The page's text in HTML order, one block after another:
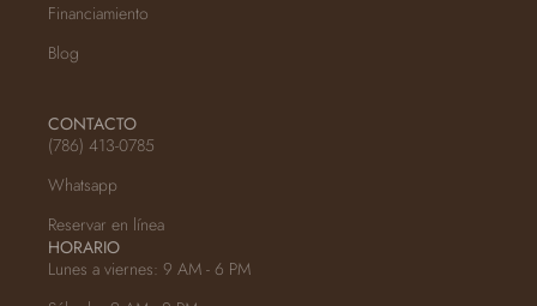
Financiamiento
Blog
CONTACTO
(786) 413-0785
Whatsapp
Reservar en línea
HORARIO
Lunes a viernes: 9 AM - 6 PM